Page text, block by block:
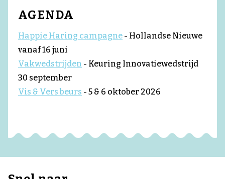
AGENDA
Happie Haring campagne - Hollandse Nieuwe
vanaf 16 juni
Vakwedstrijden - Keuring Innovatiewedstrijd
30 september
Vis & Vers beurs - 5 & 6 oktober 2026